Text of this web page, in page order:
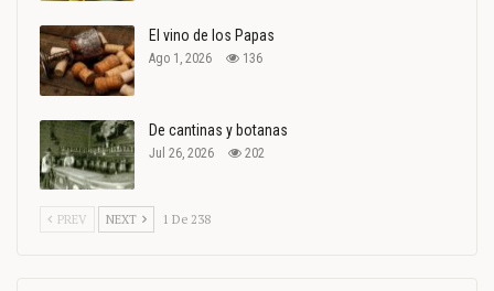
El vino de los Papas
Ago 1, 2026 136
De cantinas y botanas
Jul 26, 2026 202
PREV NEXT 1 De 238